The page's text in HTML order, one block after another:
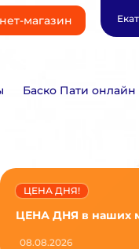
магазин
Баско Пати онлайн
ЦЕНА ДНЯ в наших
ЦЕНА ДНЯ!
08.08.2026